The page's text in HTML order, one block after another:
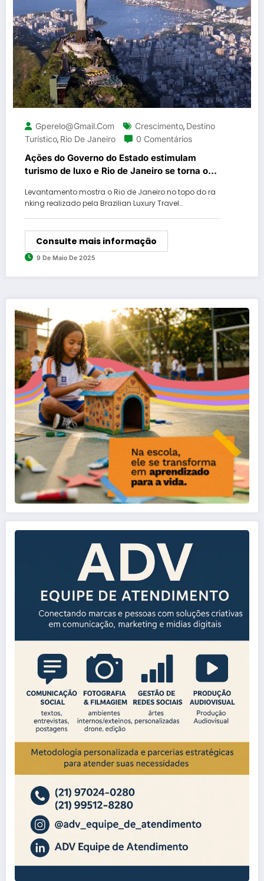
Gperelo@gmail.com Crescimento, Destino
Turístico, Rio De Janeiro 0 Comentários
Ações do Governo do Estado estimulam
turismo de luxo e Rio de Janeiro se torna o
segmento
Levantamento mostra o Rio de Janeiro no topo do ra
nking realizado pela Brazilian Luxury Travel…
Consulte mais informação
9 De Maio De 2025